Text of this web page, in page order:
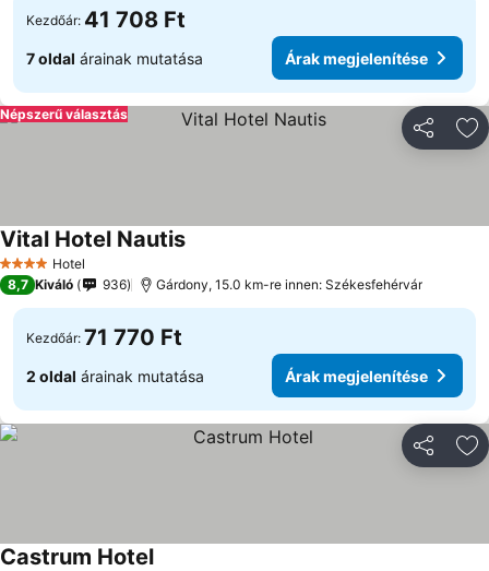
Kezdőár: 41 708 Ft
7 oldal árainak mutatása Árak megjelenítése
Népszerű választás
4 KategóriaHotel
Vital Hotel Nautis
8,7 Kiváló 936 Gárdony, 15.0 km-re innen: Székesfehérvár
Kezdőár: 71 770 Ft
2 oldal árainak mutatása Árak megjelenítése
Castrum Hotel